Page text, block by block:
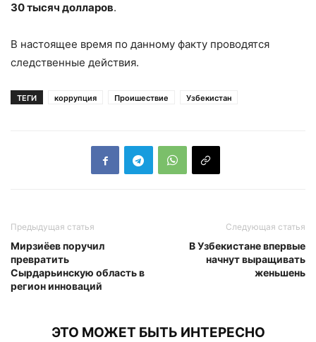
30 тысяч долларов.
В настоящее время по данному факту проводятся
следственные действия.
ТЕГИ коррупция Проишествие Узбекистан
Предыдущая статья
Мирзиёев поручил
превратить
Сырдарьинскую область в
регион инноваций
Следующая статья
В Узбекистане впервые
начнут выращивать
женьшень
ЭТО МОЖЕТ БЫТЬ ИНТЕРЕСНО